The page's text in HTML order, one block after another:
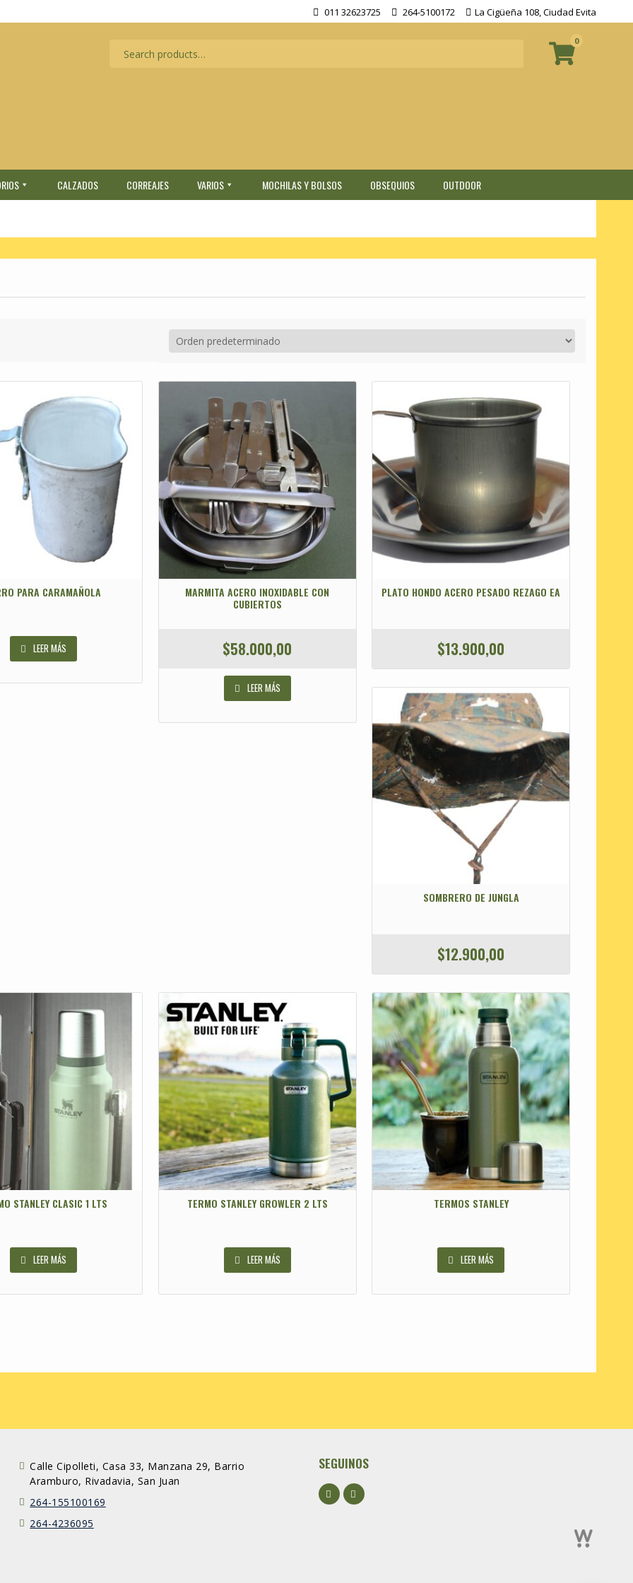
011 32623725 264-5100172 La Cigüeña 108, Ciudad Evita
0
CALZADOS CORREAJES VARIOS MOCHILAS Y BOLSOS OBSEQUIOS OUTDOOR
PARA CARAMAÑOLA
LEER MÁS
MARMITA ACERO INOXIDABLE CON
CUBIERTOS
$58.000,00
LEER MÁS
PLATO HONDO ACERO PESADO REZAGO EA
$13.900,00
SOMBRERO DE JUNGLA
$12.900,00
STANLEY CLASIC 1 LTS
LEER MÁS
TERMO STANLEY GROWLER 2 LTS
LEER MÁS
TERMOS STANLEY
LEER MÁS
Calle Cipolleti, Casa 33, Manzana 29, Barrio
Aramburo, Rivadavia, San Juan
264-155100169
264-4236095
SEGUINOS